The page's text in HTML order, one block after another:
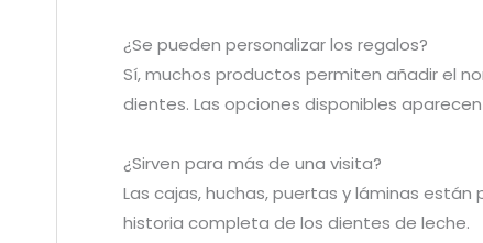
¿Se pueden personalizar los regalos?
Sí, muchos productos permiten añadir el
dientes. Las opciones disponibles
¿Sirven para más de una visita?
Las cajas, huchas, puertas y láminas
historia completa de los dientes de leche.